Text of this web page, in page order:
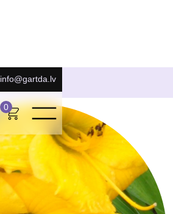
info@gartda.lv
0